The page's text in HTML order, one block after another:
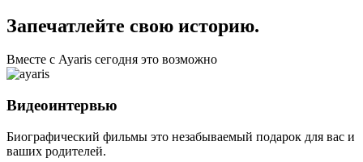
Запечатлейте свою историю.
Вместе с Ayaris сегодня это возможно
Видеоинтервью
Биографический фильмы это незабываемый подарок для вас и
ваших родителей.